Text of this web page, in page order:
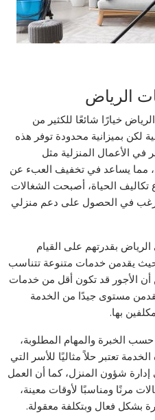
الرياض
خيارًا شائعًا للكثير من
لكن بميزانية محدودة توفر هذه
في الأعمال المنزلية مثل
مما يساعد في تخفيف العبء عن
تكاليف الحياة، أصبحت الشغالات
ترغب في الحصول على دعم منزلي
بقدرتهم على القيام
حيث يقدمن خدمات متنوعة تتناسب
الأجور قد تكون أقل من خدمات
مستوى جيدًا من الخدمة
بها.
الخبرة والمهام المطلوبة،
تعتبر حلاً مثاليًا للأسر التي
شؤون المنزل، كما أن العمل
مرنًا ومناسبًا لأوقات معينة،
بشكل فعال وبتكلفة معقولة.